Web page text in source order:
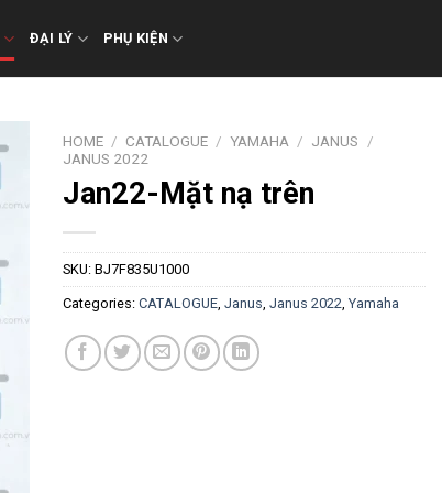
ĐẠI LÝ PHỤ KIỆN
HOME / CATALOGUE / YAMAHA / JANUS
/
JANUS 2022
Jan22-Mặt nạ trên
SKU: BJ7F835U1000
Categories: CATALOGUE Janus Janus 2022 Yamaha